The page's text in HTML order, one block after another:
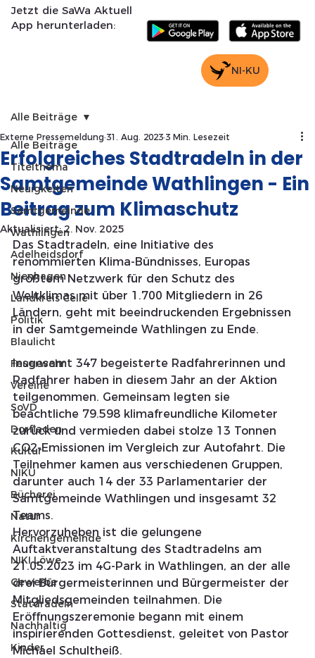
Jetzt die SaWa Aktuell
App herunterladen:
NI-KU
Alle Beiträge
Titelthema
Neuigkeiten
Samtgemeinde
Wathlingen
Adelheidsdorf
Nienhagen
Landkreis Celle
Politik
Blaulicht
Feuerwehr
Vereine
SoVD
Dorfladen
Kultur
NIKU
Bücherei
Natur
Kirchengemeinde
NIKI Löwe
Gewerbe
Statdradeln
Nachhaltig
Kinder
Alle Beiträge
Erfolgreiches Stadtradeln in der
Samtgemeinde Wathlingen - Ein
Beitrag zum Klimaschutz
Externe Pressemeldung 31. Aug. 2023 3 Min. Lesezeit
Aktualisiert:2. Nov. 2025
Das Stadtradeln, eine Initiative des
renommierten Klima-Bündnisses, Europas
größtem Netzwerk für den Schutz des
Weltklimas mit über 1.700 Mitgliedern in 26
Ländern, geht mit beeindruckenden Ergebnissen
in der Samtgemeinde Wathlingen zu Ende.
Insgesamt 347 begeisterte Radfahrerinnen und
Radfahrer haben in diesem Jahr an der Aktion
teilgenommen. Gemeinsam legten sie
beachtliche 79.598 klimafreundliche Kilometer
zurück und vermieden dabei stolze 13 Tonnen
CO2-Emissionen im Vergleich zur Autofahrt. Die
Teilnehmer kamen aus verschiedenen Gruppen,
darunter auch 14 der 33 Parlamentarier der
Samtgemeinde Wathlingen und insgesamt 32
Teams.
Hervorzuheben ist die gelungene
Auftaktveranstaltung des Stadtradelns am
21.05.2023 im 4G-Park in Wathlingen, an der alle
drei Bürgermeisterinnen und Bürgermeister der
Mitgliedsgemeinden teilnahmen. Die
Eröffnungszeremonie begann mit einem
inspirierenden Gottesdienst, geleitet von Pastor
Michael Schultheiß.